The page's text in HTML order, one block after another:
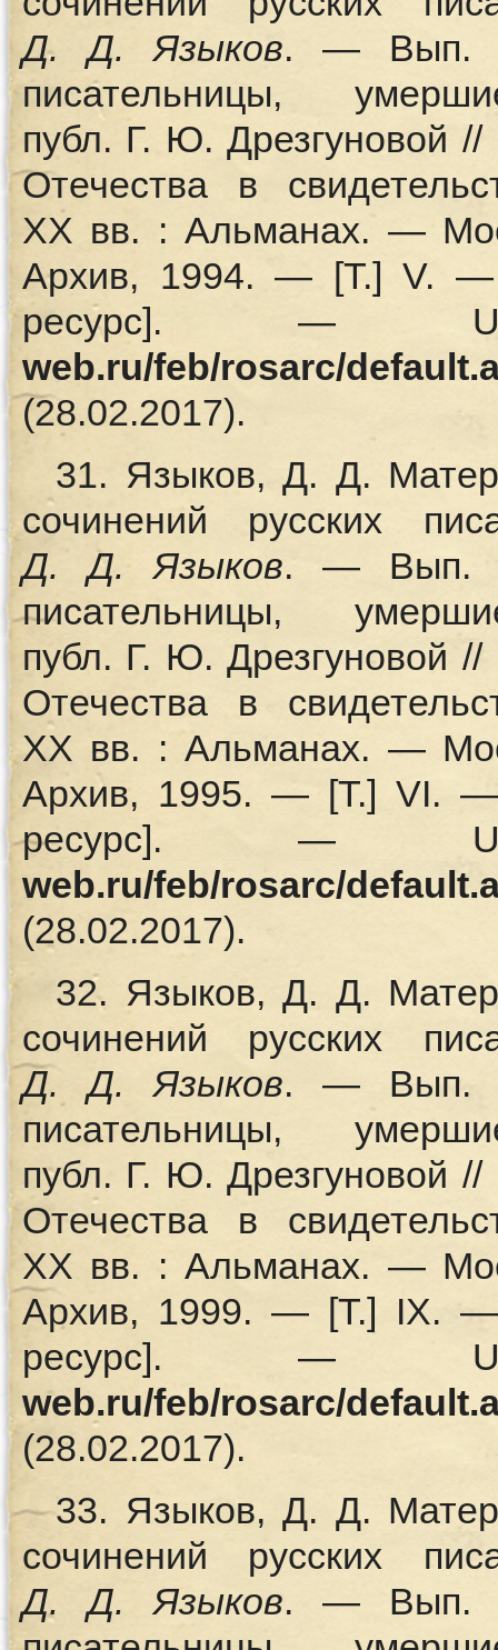
Д.
Д. Языков. — Вып.
писательницы,
публ. Г. Ю. Дрезгуновой
Отечества в
XX вв. : Альманах. —
Архив, 1994. — [Т.] V. —
ресурс].
web.ru/feb/rosarc/
(28.02.2017).
31. Языков, Д. Д.
сочинений русских
Д.
Д. Языков. — Вып.
писательницы,
публ. Г. Ю. Дрезгуновой
Отечества в
XX вв. : Альманах. —
Архив, 1995. — [Т.] VI.
ресурс].
web.ru/feb/rosarc/
(28.02.2017).
32. Языков, Д. Д.
сочинений русских
Д.
Д. Языков. — Вып.
писательницы,
публ. Г. Ю. Дрезгуновой
Отечества в
XX вв. : Альманах. —
Архив, 1999. — [Т.] IX.
ресурс].
web.ru/feb/rosarc/
(28.02.2017).
33. Языков, Д. Д.
сочинений русских
Д.
Д. Языков. — Вып.